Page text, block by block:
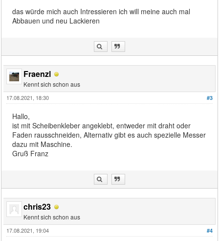
das würde mich auch Intressieren ich will meine auch mal
Abbauen und neu Lackieren
Fraenzl
Kennt sich schon aus
#3
17.08.2021, 18:30
Hallo,
ist mit Scheibenkleber angeklebt, entweder mit draht oder
Faden rausschneiden, Alternativ gibt es auch spezielle Messer
dazu mit Maschine.
Gruß Franz
chris23
Kennt sich schon aus
#4
17.08.2021, 19:04